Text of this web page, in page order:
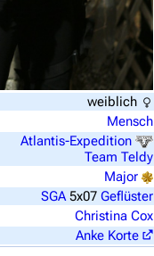
und Serien
SG-1
Universe
Origins
Infinity
Romane
weiblich
Mensch
Atlantis-Expedition
Team Teldy
Major
SGA 5x07 Geflüster
Christina Cox
Anke Korte